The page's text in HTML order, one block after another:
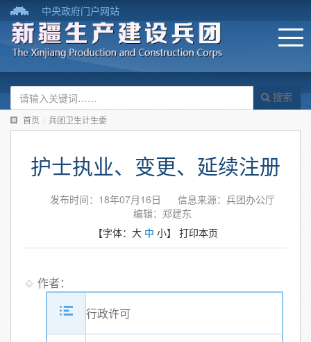
中央政府门户网站
搜索
首页 / 兵团卫生计生委
护士执业、变更、延续注册
发布时间：18年07月16日
信息来源：兵团办公厅
编辑：郑建东
【字体： 大 中 小】 打印本页
作者：
行政许可